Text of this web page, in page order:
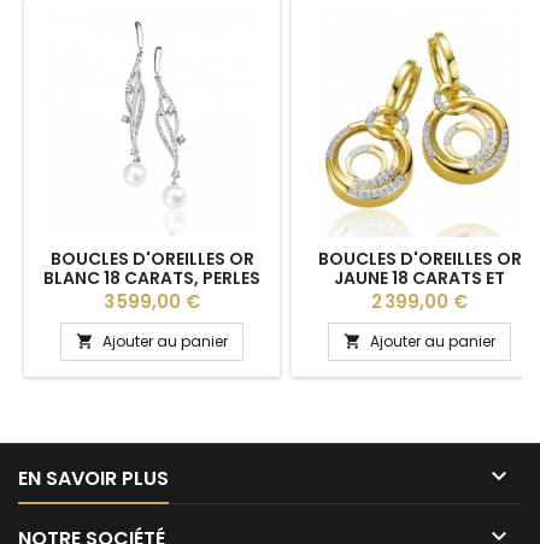
BOUCLES D'OREILLES OR
BLANC 18 CARATS, PERLES
DE CULTURE ET DIAMANT
0,86 CARAT
Prix
3 599,00 €
 Ajouter au panier
BOUCLES D'OREILLES OR
JAUNE 18 CARATS ET
DIAMANT 0,36 CARAT
Prix
2 399,00 €
 Ajouter au panier
EN SAVOIR PLUS 
